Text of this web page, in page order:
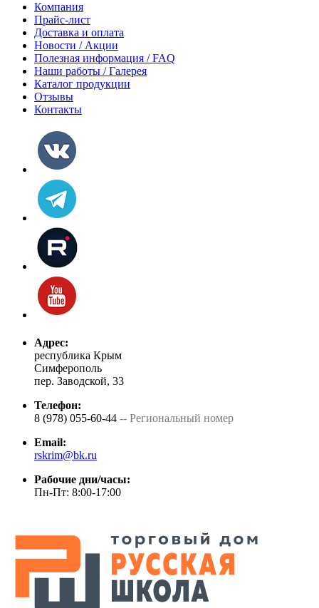
Компания
Прайс-лист
Доставка и оплата
Новости / Акции
Полезная информация / FAQ
Наши работы / Галерея
Каталог продукции
Отзывы
Контакты
Адрес:
республика Крым
Симферополь
пер. Заводской, 33
Телефон:
8 (978) 055-60-44 -- Региональный номер
Email:
rskrim@bk.ru
Рабочие дни/часы:
Пн-Пт: 8:00-17:00